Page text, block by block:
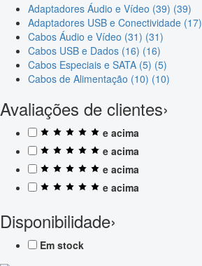
Adaptadores Áudio e Vídeo (39) (39)
Adaptadores USB e Conectividade (17)
Cabos Áudio e Vídeo (31) (31)
Cabos USB e Dados (16) (16)
Cabos Especiais e SATA (5) (5)
Cabos de Alimentação (10) (10)
Avaliações de clientes›
e acima
e acima
e acima
e acima
Disponibilidade›
Em stock